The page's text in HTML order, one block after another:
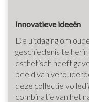
Innovatieve ideeën
De uitdaging om
geschiedenis te
esthetisch heeft
beeld van
deze collectie
combinatie van het